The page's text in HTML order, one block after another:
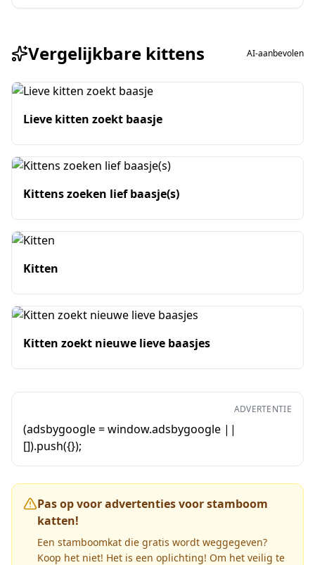
Vergelijkbare kittens AI-aanbevolen
Lieve kitten zoekt baasje
Kittens zoeken lief baasje(s)
Kitten
Kitten zoekt nieuwe lieve baasjes
ADVERTENTIE
(adsbygoogle = window.adsbygoogle ||
[]).push({});
Pas op voor advertenties voor stamboom
katten!
Een stamboomkat die gratis wordt weggegeven?
Koop het niet! Het is een oplichting! Om het veilig te